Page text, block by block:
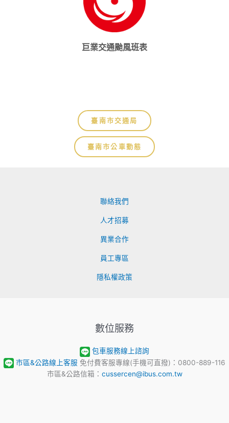
巨業交通颱風班表
臺南市交通局
臺南市公車動態
聯絡我們
人才招募
異業合作
員工專區
隱私權政策
數位服務
包車服務線上諮詢
市區&公路線上客服 免付費客服專線(手機可直撥)：0800-889-116
市區&公路信箱： cussercen@ibus.com.tw